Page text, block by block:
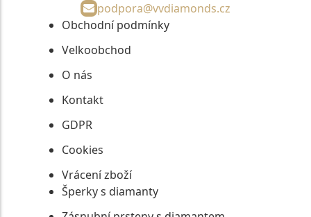
podpora@vvdiamonds.cz
Obchodní podmínky
Velkoobchod
O nás
Kontakt
GDPR
Cookies
Vrácení zboží
Šperky s diamanty